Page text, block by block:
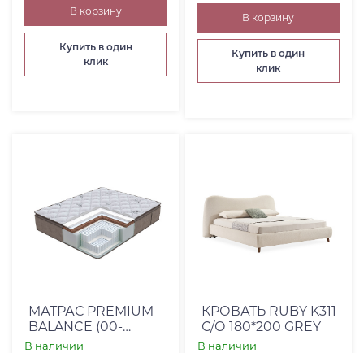
В корзину
Купить в один
клик
В корзину
Купить в один
клик
МАТРАС PREMIUM
BALANCE (00-
00001240)
В наличии
КРОВАТЬ RUBY K311
С/О 180*200 GREY
В наличии